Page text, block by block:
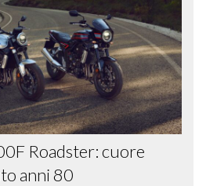
Roadster: cuore
anni 80